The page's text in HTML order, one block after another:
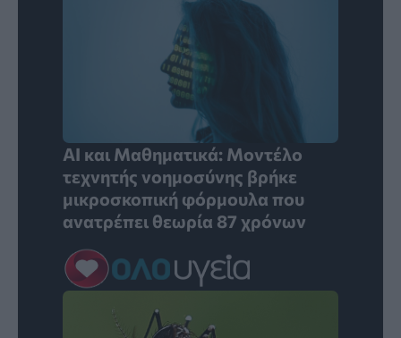
AI και Μαθηματικά: Μοντέλο
τεχνητής νοημοσύνης βρήκε
μικροσκοπική φόρμουλα που
ανατρέπει θεωρία 87 χρόνων